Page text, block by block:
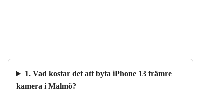
1. Vad kostar det att byta iPhone 13 främre
kamera i Malmö?